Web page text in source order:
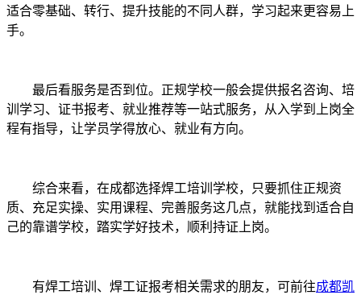
适合零基础、转行、提升技能的不同人群，学习起来更容易上
手。
最后看服务是否到位。正规学校一般会提供报名咨询、培
训学习、证书报考、就业推荐等一站式服务，从入学到上岗全
程有指导，让学员学得放心、就业有方向。
综合来看，在成都选择焊工培训学校，只要抓住正规资
质、充足实操、实用课程、完善服务这几点，就能找到适合自
己的靠谱学校，踏实学好技术，顺利持证上岗。
有焊工培训、焊工证报考相关需求的朋友，可前往成都凯